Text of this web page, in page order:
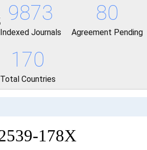
9873
Indexed Journals
80
Agreement Pending
170
Total Countries
178X